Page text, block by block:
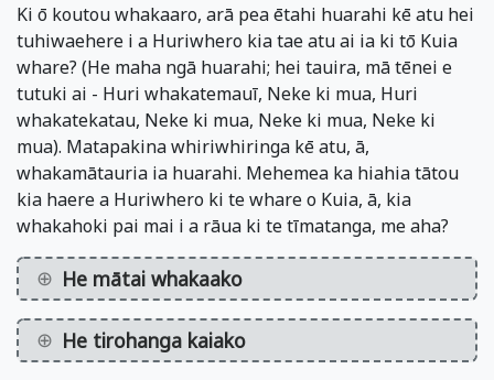
Ki ō koutou whakaaro, arā pea ētahi huarahi kē atu hei
tuhiwaehere i a Huriwhero kia tae atu ai ia ki tō Kuia
whare? (He maha ngā huarahi; hei tauira, mā tēnei e
tutuki ai - Huri whakatemauī, Neke ki mua, Huri
whakatekatau, Neke ki mua, Neke ki mua, Neke ki
mua). Matapakina whiriwhiringa kē atu, ā,
whakamātauria ia huarahi. Mehemea ka hiahia tātou
kia haere a Huriwhero ki te whare o Kuia, ā, kia
whakahoki pai mai i a rāua ki te tīmatanga, me aha?
He mātai whakaako
He tirohanga kaiako